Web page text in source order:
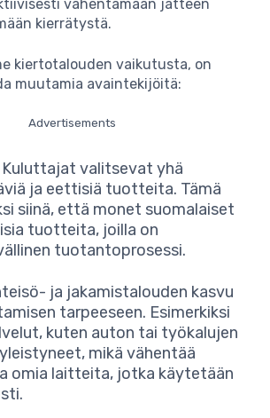
vähentämään jätteen
kierrätystä.
kiertotalouden vaikutusta, on
muutamia avaintekijöitä:
Advertisements
Kuluttajat valitsevat yhä
ja eettisiä tuotteita. Tämä
siinä, että monet suomalaiset
tuotteita, joilla on
tuotantoprosessi.
ja jakamistalouden kasvu
tarpeeseen. Esimerkiksi
kuten auton tai työkalujen
mikä vähentää
omia laitteita, jotka käytetään